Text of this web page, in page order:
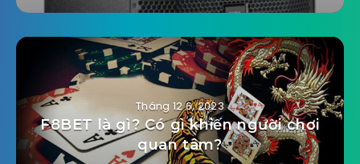
Tháng 12 6, 2023
F8BET là gì? Có gì khiến người chơi
quan tâm?